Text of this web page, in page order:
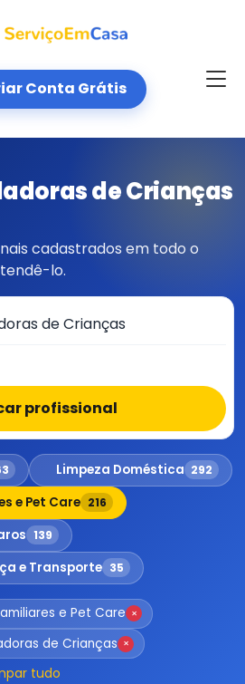
Conta Grátis
de Crianças
cadastrados em todo o
lo.
profissional
Limpeza Doméstica 292
e Pet Care 216
139
e Transporte 35
e Pet Care ×
de Crianças ×
tudo